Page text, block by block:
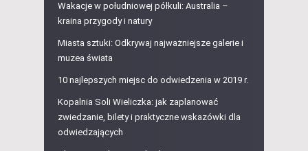
Wakacje w południowej półkuli: Australia –
kraina przygody i natury
Miasta sztuki: Odkrywaj najważniejsze galerie i
muzea świata
10 najlepszych miejsc do odwiedzenia w 2019 r.
Kopalnia Soli Wieliczka: jak zaplanować
zwiedzanie, bilety i praktyczne wskazówki dla
odwiedzających